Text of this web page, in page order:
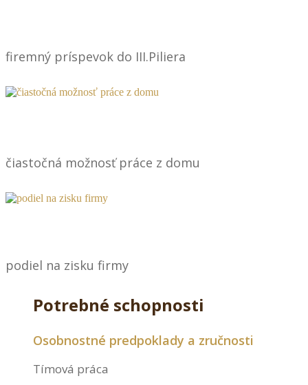
firemný príspevok do III.Piliera
čiastočná možnosť práce z domu
podiel na zisku firmy
Potrebné schopnosti
Osobnostné predpoklady a zručnosti
Tímová práca